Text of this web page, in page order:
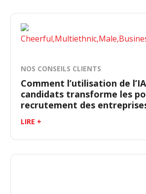
NOS CONSEILS CLIENTS
Comment l’utilisation de
candidats transforme les
recrutement des
LIRE +